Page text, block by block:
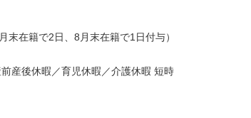
在籍で2日、8月末在籍で1日付与）
産後休暇／育児休暇／介護休暇 短時